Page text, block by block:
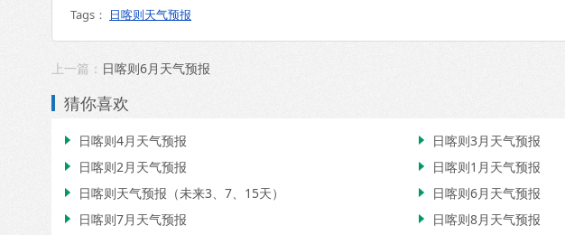
Tags： 日喀则天气预报
上一篇： 日喀则6月天气预报
猜你喜欢
 日喀则4月天气预报  日喀则3月天气预报
 日喀则2月天气预报  日喀则1月天气预报
 日喀则天气预报（未来3、7、15天）  日喀则6月天气预报
 日喀则7月天气预报  日喀则8月天气预报